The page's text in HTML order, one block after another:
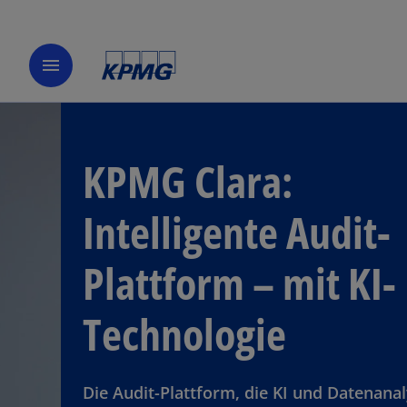
menu
KPMG Clara:
Intelligente Audit-
Plattform – mit KI-
Technologie
Die Audit-Plattform, die KI und